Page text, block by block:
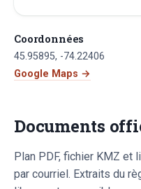
Coordonnées
45.95895, -74.22406
Google Maps →
Documents
Plan PDF, fichier KMZ et
par courriel. Extraits du